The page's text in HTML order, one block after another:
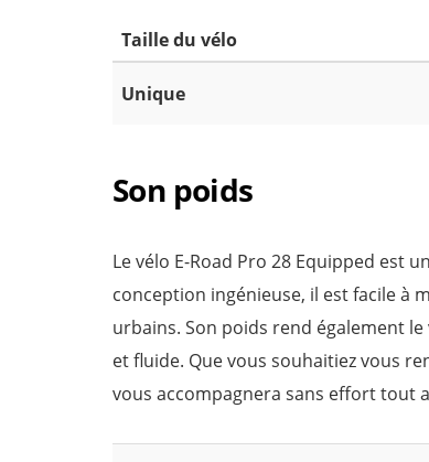
Taille du vélo
Unique
Son poids
Le vélo E-Road Pro 28 Equipped est
conception ingénieuse, il est facile à
urbains. Son poids rend également
et fluide. Que vous souhaitiez vous
vous accompagnera sans effort tout